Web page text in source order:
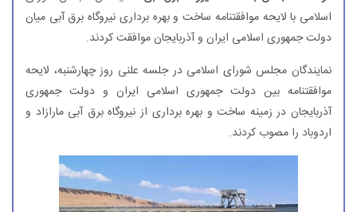
اسلامی با لایحه موافقتنامه ساخت و بهره برداری نیروگاه برق آبی میان
دولت جمهوری اسلامی ایران و آذربایجان موافقت كردند.
نمایندگان مجلس شورای اسلامی در جلسه علنی روز چهارشنبه، لایحه
موافقتنامه بین دولت جمهوری اسلامی ایران و دولت جمهوری
آذربایجان در زمینه ساخت و بهره برداری از نیروگاه برق آبی مارازاد و
اردوباد را مصوب كردند.